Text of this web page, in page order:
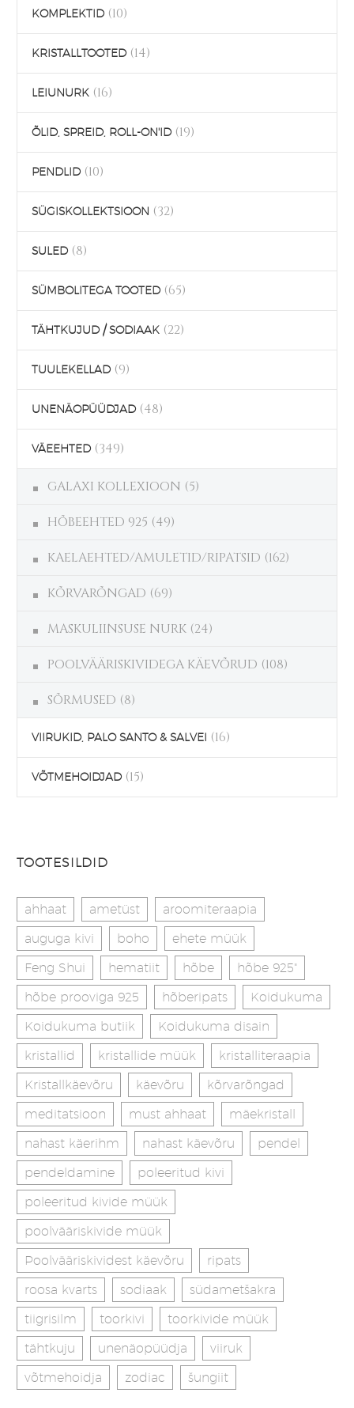
KOMPLEKTID (10)
KRISTALLTOOTED (14)
LEIUNURK (16)
ÕLID, SPREID, ROLL-ON'ID (19)
PENDLID (10)
SÜGISKOLLEKTSIOON (32)
SULED (8)
SÜMBOLITEGA TOOTED (65)
TÄHTKUJUD / SODIAAK (22)
TUULEKELLAD (9)
UNENÄOPÜÜDJAD (48)
VÄEEHTED (349)
GALAXI KOLLEXIOON (5)
HÕBEEHTED 925 (49)
KAELAEHTED/AMULETID/RIPATSID (162)
KÕRVARÕNGAD (69)
MASKULIINSUSE NURK (24)
POOLVÄÄRISKIVIDEGA KÄEVÕRUD (108)
SÕRMUSED (8)
VIIRUKID, PALO SANTO & SALVEI (16)
VÕTMEHOIDJAD (15)
TOOTESILDID
ahhaat ametüst
aroomiteraapia
auguga kivi
boho
ehete müük
Feng Shui
hematiit hõbe
hõbe 925"
hõbe prooviga 925
hõberipats
Koidukuma
Koidukuma butiik
Koidukuma disain
kristallid
kristallide müük
kristalliteraapia
Kristallkäevõru
käevõru
kõrvarõngad
meditatsioon
must ahhaat
mäekristall
nahast käerihm
nahast käevõru
pendel
pendeldamine
poleeritud kivi
poleeritud kivide müük
poolvääriskivide müük
Poolvääriskividest käevõru
ripats
roosa kvarts
sodiaak
südametšakra
tiigrisilm
toorkivi
toorkivide müük
tähtkuju
unenäopüüdja
viiruk
võtmehoidja
zodiac šungiit